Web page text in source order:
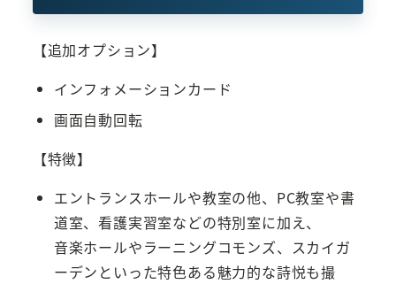
【追加オプション】
インフォメーションカード
画面自動回転
【特徴】
エントランスホールや教室の他、PC教室や書
道室、看護実習室などの特別室に加え、
音楽ホールやラーニングコモンズ、スカイガ
ーデンといった特色ある魅力的な詩悦も撮